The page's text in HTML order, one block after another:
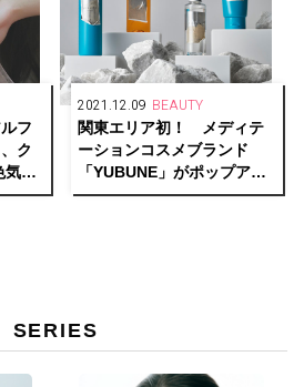
フ
ク
気を
2021.12.09 BEAUTY
関東エリア初！ メディテ
ーションコスメブランド
「YUBUNE」がポップアッ
プストアを開催。
SERIES